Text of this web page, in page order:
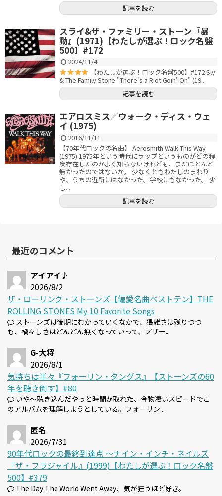
記事を読む
スライ&ザ・ファミリー・ストーン『暴
動』(1971)【わたしが選ぶ！ロック名盤
500】#172
2024/11/4
【わたしが選ぶ！ロック名盤500】#172 Sly
& The Family Stone "There's a Riot Goin' On" (19...
記事を読む
エアロスミス／ウォーク・ディス・ウェ
イ (1975)
2016/11/11
【70年代ロックの名曲】 Aerosmith Walk This Way
(1975) 1975年という時代にラップというものがどの程
度存在したのかよく知らないけれども、まだほとんど
無かったのではないか。 少なくともわたしのまわり
や、うちの近所にはなかった。学校にもなかった。 少
し...
記事を読む
最近のコメント
アイアイ♪
2026/8/2
ザ・ローリング・ストーンズ【偏愛名曲ベストテン】THE
ROLLING STONES My 10 Favorite Songs
ストーンズは後期にむかっていくなかで、猥雑さは残りつつ
も、禍々しさはどんどん無くなっていって、プザー...
G-大将
2026/8/1
気持ちは半々『フォーリン・タングス』【ストーンズの60
年を聴き倒す】#80
いや～聴き込んだやっと時間が取れた、今物凄いスピードでこ
のアルバムを理解しようとしている。フォーリン...
匿名
2026/7/31
90年代ロックの最終到達点 〜ナイン・インチ・ネイルズ
『ザ・フラジャイル』(1999)【わたしが選ぶ！ロック名盤
500】#379
The Day The World Went Away、気が狂うほど好き。